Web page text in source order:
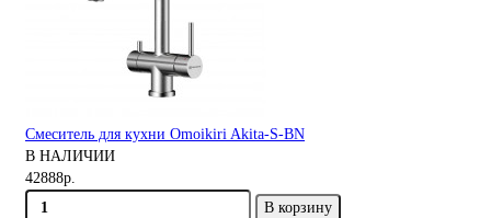
Смеситель для кухни Omoikiri Akita-S-BN
В НАЛИЧИИ
42888р.
В корзину